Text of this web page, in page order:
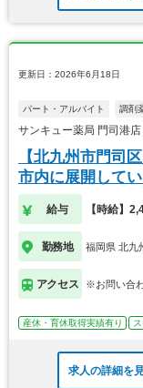
更新日：2026年6月18日
パート・アルバイト 調剤
サンキュー薬局 門司港
【北九州市門司
市内に展開して
給与 【時給】
勤務地 福岡県 北九
アクセス ※お問い合
産休・育休取得実績有り
求人の詳細を